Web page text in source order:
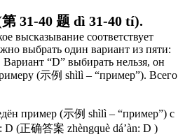
31-40 题 dì 31-40 tí).
высказывание соответствует
выбрать один вариант из пяти:
“D” выбирать нельзя, он
(示例 shìlì – “пример”). Всего
пример (示例 shìlì – “пример”) с
(正确答案 zhèngquè dá’àn: D )